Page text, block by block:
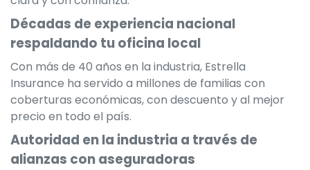
Décadas de experiencia nacional
respaldando tu oficina local
Con más de 40 años en la industria, Estrella
Insurance ha servido a millones de familias con
coberturas económicas, con descuento y al mejor
precio en todo el país.
Autoridad en la industria a través de
alianzas con aseguradoras